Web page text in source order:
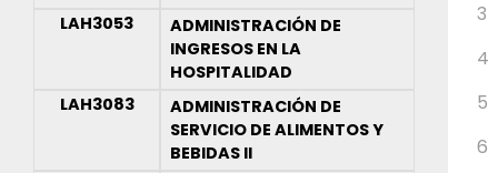
3
4
5
6
LAH3053
ADMINISTRACIÓN DE
INGRESOS EN LA
HOSPITALIDAD
LAH3083
ADMINISTRACIÓN DE
SERVICIO DE ALIMENTOS Y
BEBIDAS II